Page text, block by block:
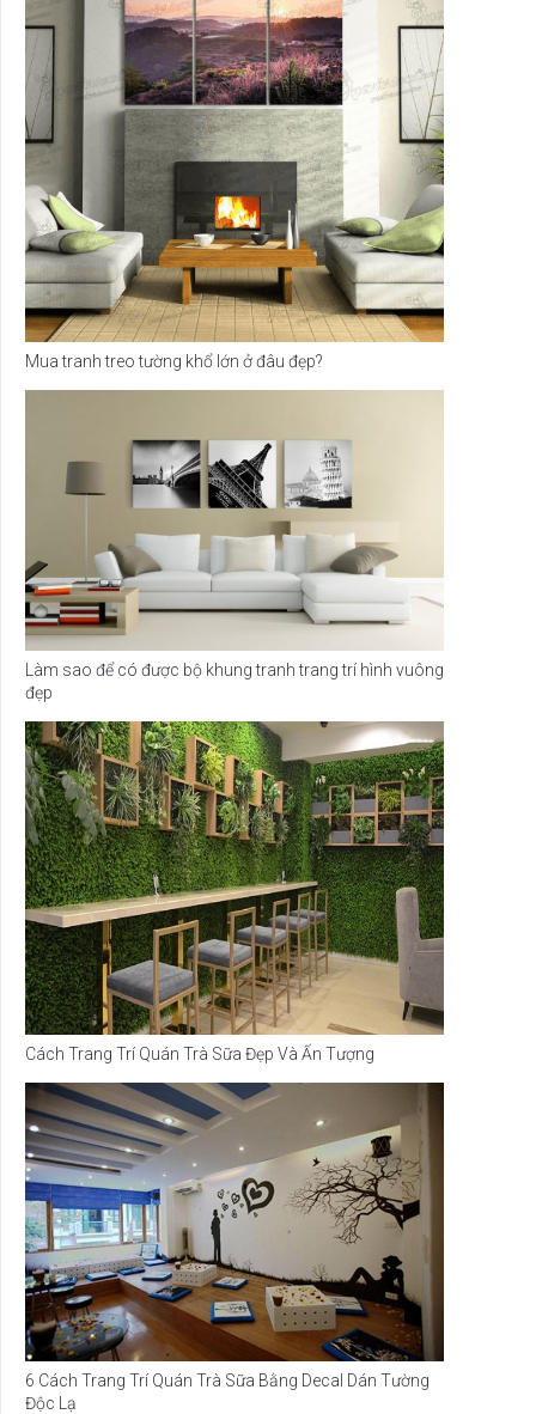
Mua tranh treo tường khổ lớn ở đâu đẹp?
Làm sao để có được bộ khung tranh trang trí hình vuông
đẹp
Cách Trang Trí Quán Trà Sữa Đẹp Và Ấn Tượng
6 Cách Trang Trí Quán Trà Sữa Bằng Decal Dán Tường
Độc Lạ